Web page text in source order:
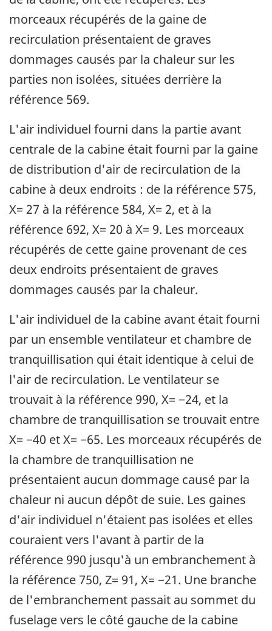
morceaux récupérés de la gaine de
recirculation présentaient de graves
dommages causés par la chaleur sur les
parties non isolées, situées derrière la
référence 569.
L'air individuel fourni dans la partie avant
centrale de la cabine était fourni par la gaine
de distribution d'air de recirculation de la
cabine à deux endroits : de la référence 575,
X= 27 à la référence 584, X= 2, et à la
référence 692, X= 20 à X= 9. Les morceaux
récupérés de cette gaine provenant de ces
deux endroits présentaient de graves
dommages causés par la chaleur.
L'air individuel de la cabine avant était fourni
par un ensemble ventilateur et chambre de
tranquillisation qui était identique à celui de
l'air de recirculation. Le ventilateur se
trouvait à la référence 990, X= −24, et la
chambre de tranquillisation se trouvait entre
X= −40 et X= −65. Les morceaux récupérés de
la chambre de tranquillisation ne
présentaient aucun dommage causé par la
chaleur ni aucun dépôt de suie. Les gaines
d'air individuel n'étaient pas isolées et elles
couraient vers l'avant à partir de la
référence 990 jusqu'à un embranchement à
la référence 750, Z= 91, X= −21. Une branche
de l'embranchement passait au sommet du
fuselage vers le côté gauche de la cabine